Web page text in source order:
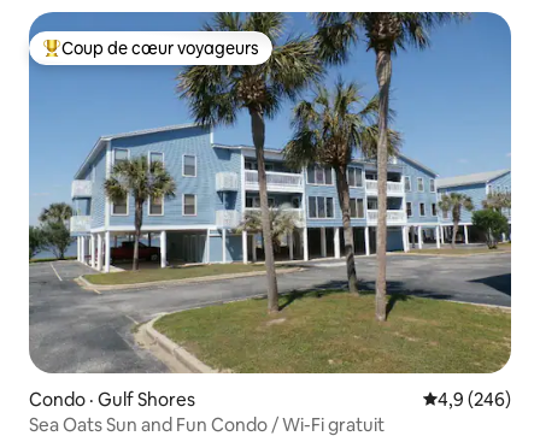
Coup de cœur voyageurs parmi les plus aimés
Coup de cœur voyageurs
Condo · Gulf Shores Note
4,9 (246)
Sea Oats Sun and Fun Condo / Wi-Fi gratuit